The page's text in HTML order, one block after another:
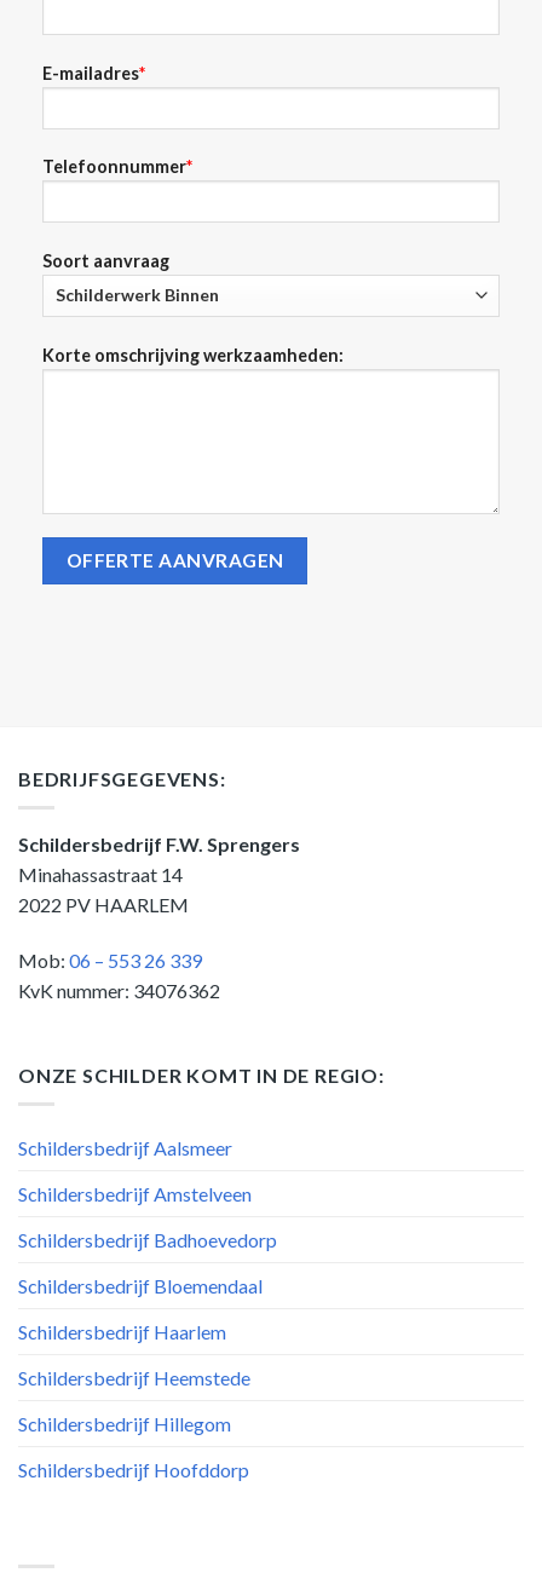
E-mailadres*
Telefoonnummer*
Soort aanvraag
Korte omschrijving werkzaamheden:
BEDRIJFSGEGEVENS:
Schildersbedrijf F.W. Sprengers
Minahassastraat 14
2022 PV HAARLEM
Mob: 06 – 553 26 339
KvK nummer: 34076362
ONZE SCHILDER KOMT IN DE REGIO:
Schildersbedrijf Aalsmeer
Schildersbedrijf Amstelveen
Schildersbedrijf Badhoevedorp
Schildersbedrijf Bloemendaal
Schildersbedrijf Haarlem
Schildersbedrijf Heemstede
Schildersbedrijf Hillegom
Schildersbedrijf Hoofddorp